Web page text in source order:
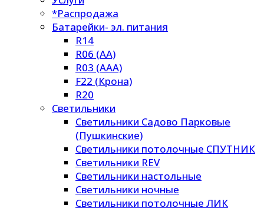
*Распродажа
Батарейки- эл. питания
R14
R06 (AA)
R03 (AAA)
F22 (Крона)
R20
Светильники
Светильники Садово Парковые
(Пушкинские)
Светильники потолочные СПУТНИК
Светильники REV
Светильники настольные
Светильники ночные
Светильники потолочные ЛИК